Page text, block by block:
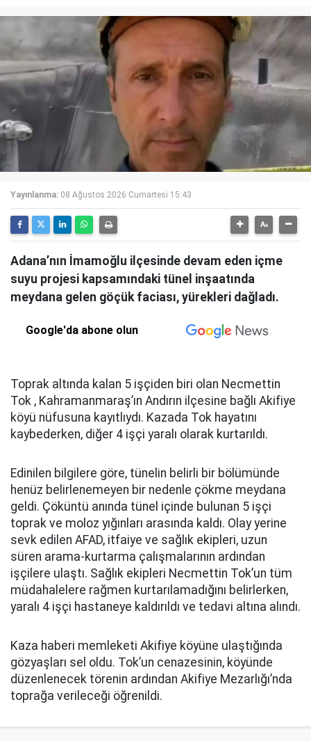
Yayınlanma: 08 Ağustos 2026 Cumartesi 15:43
Adana’nın İmamoğlu ilçesinde devam eden içme
suyu projesi kapsamındaki tünel inşaatında
meydana gelen göçük faciası, yürekleri dağladı.
Google'da abone olun
Toprak altında kalan 5 işçiden biri olan Necmettin
Tok , Kahramanmaraş’ın Andırın ilçesine bağlı Akifiye
köyü nüfusuna kayıtlıydı. Kazada Tok hayatını
kaybederken, diğer 4 işçi yaralı olarak kurtarıldı.
Edinilen bilgilere göre, tünelin belirli bir bölümünde
henüz belirlenemeyen bir nedenle çökme meydana
geldi. Çöküntü anında tünel içinde bulunan 5 işçi
toprak ve moloz yığınları arasında kaldı. Olay yerine
sevk edilen AFAD, itfaiye ve sağlık ekipleri, uzun
süren arama-kurtarma çalışmalarının ardından
işçilere ulaştı. Sağlık ekipleri Necmettin Tok’un tüm
müdahalelere rağmen kurtarılamadığını belirlerken,
yaralı 4 işçi hastaneye kaldırıldı ve tedavi altına alındı.
Kaza haberi memleketi Akifiye köyüne ulaştığında
gözyaşları sel oldu. Tok’un cenazesinin, köyünde
düzenlenecek törenin ardından Akifiye Mezarlığı’nda
toprağa verileceği öğrenildi.